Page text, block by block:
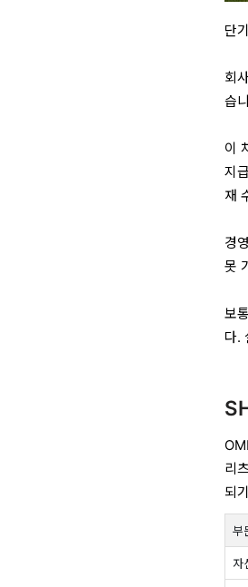
단
회
습
이
지
재
경
못
보
다.
리
되
부
자